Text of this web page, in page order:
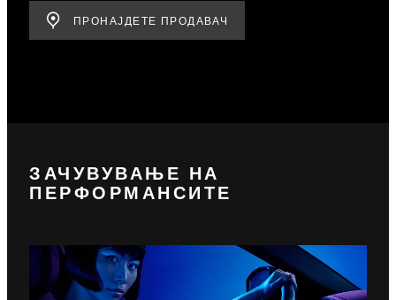
ПРОНАЈДЕТЕ ПРОДАВАЧ
ЗАЧУВУВАЊЕ НА
ПЕРФОРМАНСИТЕ